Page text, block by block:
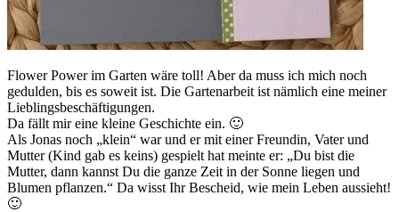
Flower Power im Garten wäre toll! Aber da muss ich mich noch
gedulden, bis es soweit ist. Die Gartenarbeit ist nämlich eine meiner
Lieblingsbeschäftigungen.
Da fällt mir eine kleine Geschichte ein. 🙂
Als Jonas noch „klein“ war und er mit einer Freundin, Vater und
Mutter (Kind gab es keins) gespielt hat meinte er: „Du bist die
Mutter, dann kannst Du die ganze Zeit in der Sonne liegen und
Blumen pflanzen.“ Da wisst Ihr Bescheid, wie mein Leben aussieht!
🙂